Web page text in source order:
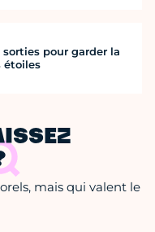
sorties pour garder la
étoiles
mais qui valent le